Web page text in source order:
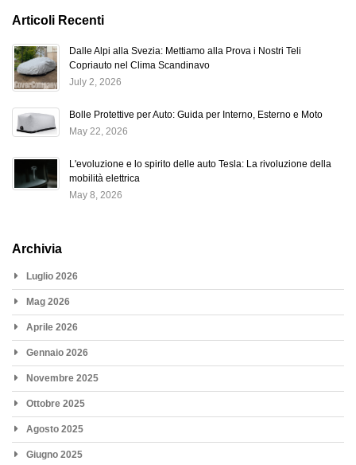
Articoli Recenti
Dalle Alpi alla Svezia: Mettiamo alla Prova i Nostri Teli
Copriauto nel Clima Scandinavo
July 2, 2026
Bolle Protettive per Auto: Guida per Interno, Esterno e Moto
May 22, 2026
L'evoluzione e lo spirito delle auto Tesla: La rivoluzione della
mobilità elettrica
May 8, 2026
Archivia
Luglio 2026
Mag 2026
Aprile 2026
Gennaio 2026
Novembre 2025
Ottobre 2025
Agosto 2025
Giugno 2025